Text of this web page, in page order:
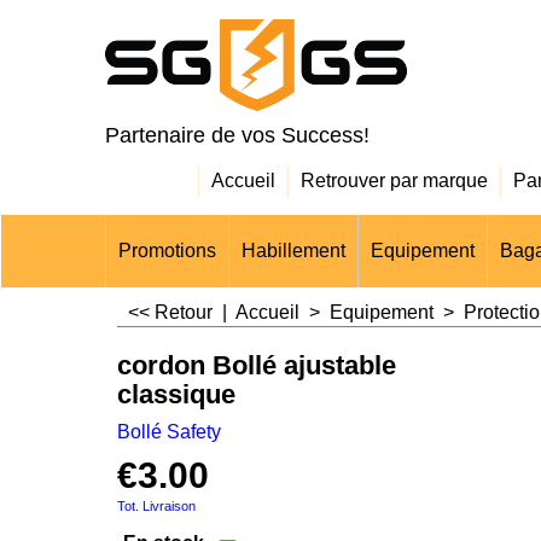
Partenaire de vos Success!
Accueil Retrouver par marque
Promotions Habillement Equipement
<< Retour Accueil > Equipement>
cordon Bollé ajustable
classique
Bollé Safety
€3.00
Tot. Livraison